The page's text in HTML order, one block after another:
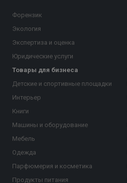
Форензик
Экология
Экспертиза и оценка
Юридические услуги
Товары для бизнеса
Детские и спортивные площадки
Интерьер
Книги
Машины и оборудование
Мебель
Одежда
Парфюмерия и косметика
Продукты питания